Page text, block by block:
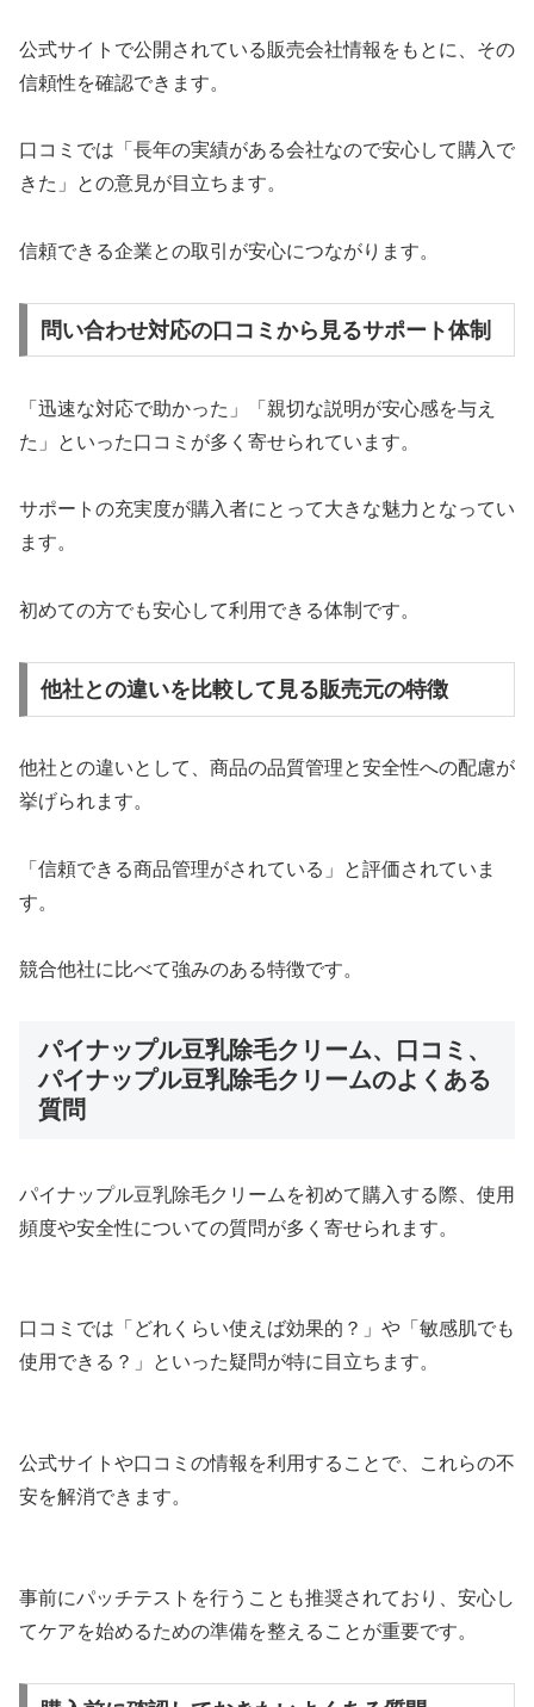
公式サイトで公開されている販売会社情報をもとに、その
信頼性を確認できます。
口コミでは「長年の実績がある会社なので安心して購入で
きた」との意見が目立ちます。
信頼できる企業との取引が安心につながります。
問い合わせ対応の口コミから見るサポート体制
「迅速な対応で助かった」「親切な説明が安心感を与え
た」といった口コミが多く寄せられています。
サポートの充実度が購入者にとって大きな魅力となってい
ます。
初めての方でも安心して利用できる体制です。
他社との違いを比較して見る販売元の特徴
他社との違いとして、商品の品質管理と安全性への配慮が
挙げられます。
「信頼できる商品管理がされている」と評価されていま
す。
競合他社に比べて強みのある特徴です。
パイナップル豆乳除毛クリーム、口コミ、
パイナップル豆乳除毛クリームのよくある
質問
パイナップル豆乳除毛クリームを初めて購入する際、使用
頻度や安全性についての質問が多く寄せられます。
口コミでは「どれくらい使えば効果的？」や「敏感肌でも
使用できる？」といった疑問が特に目立ちます。
公式サイトや口コミの情報を利用することで、これらの不
安を解消できます。
事前にパッチテストを行うことも推奨されており、安心し
てケアを始めるための準備を整えることが重要です。